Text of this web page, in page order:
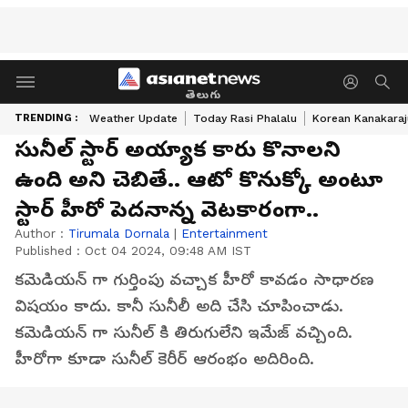
తెలుగు
TRENDING : Weather Update Today Rasi Phalalu Korean
సునీల్ స్టార్ అయ్యాక కారు కొనాలని
ఉంది అని చెబితే.. ఆటో కొనుక్కో అంటూ
స్టార్ హీరో పెదనాన్న వెటకారంగా..
Author : Tirumala Dornala | Entertainment
Published : Oct 04 2024, 09:48 AM IST
కమెడియన్ గా గుర్తింపు వచ్చాక హీరో కావడం సాధారణ
విషయం కాదు. కానీ సునీలీ అది చేసి చూపించాడు.
కమెడియన్ గా సునీల్ కి తిరుగులేని ఇమేజ్ వచ్చింది.
హీరోగా కూడా సునీల్ కెరీర్ ఆరంభం అదిరింది.